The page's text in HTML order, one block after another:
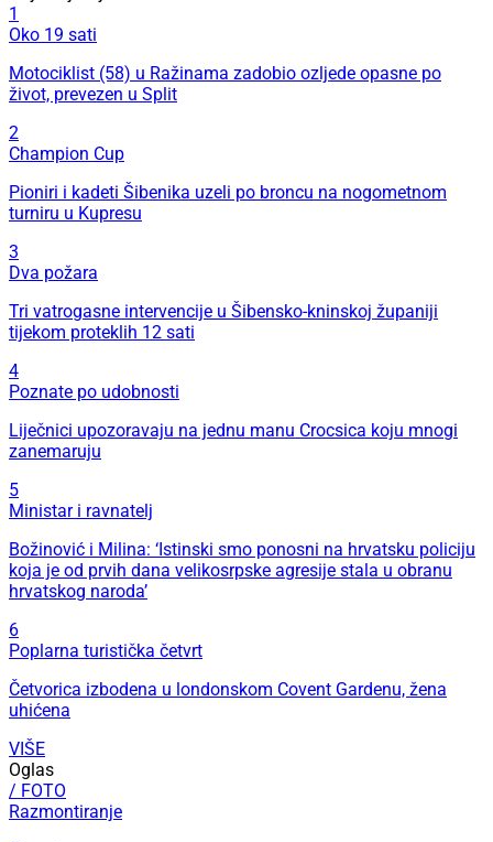
1
Oko 19 sati
Motociklist (58) u Ražinama zadobio ozljede opasne po
život, prevezen u Split
2
Champion Cup
Pioniri i kadeti Šibenika uzeli po broncu na nogometnom
turniru u Kupresu
3
Dva požara
Tri vatrogasne intervencije u Šibensko-kninskoj županiji
tijekom proteklih 12 sati
4
Poznate po udobnosti
Liječnici upozoravaju na jednu manu Crocsica koju mnogi
zanemaruju
5
Ministar i ravnatelj
Božinović i Milina: ‘Istinski smo ponosni na hrvatsku policiju
koja je od prvih dana velikosrpske agresije stala u obranu
hrvatskog naroda’
6
Poplarna turistička četvrt
Četvorica izbodena u londonskom Covent Gardenu, žena
uhićena
VIŠE
Oglas
/ FOTO
Razmontiranje